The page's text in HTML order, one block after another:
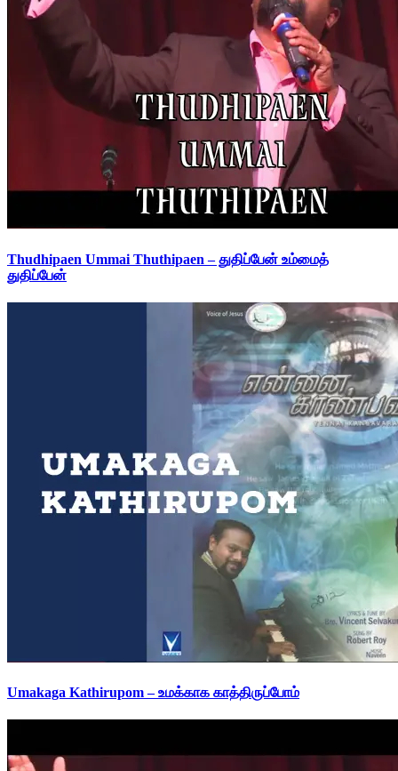
Thudhipaen Ummai Thuthipaen – துதிப்பேன் உம்மைத்
துதிப்பேன்
Umakaga Kathirupom – உமக்காக காத்திருப்போம்